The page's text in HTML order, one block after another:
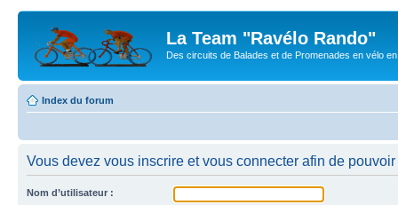
La Team "Ravélo Rando"
Des circuits de Balades et de Promenades en vélo
Index du forum
Vous devez vous inscrire et vous connecter afin de
Nom d’utilisateur :